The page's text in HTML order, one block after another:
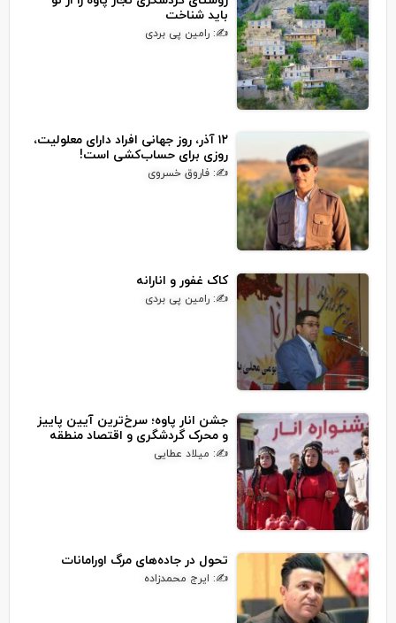
باید شناخت
✍: رامین پی بردی
۱۲ آذر، روز جهانی افراد دارای معلولیت،
روزی برای حساب‌کشی است!
✍: فاروق خسروی
کاک غفور و انارانه
✍: رامین پی بردی
جشن انار پاوه؛ سرخ‌ترین آیین پاییز
و محرک گردشگری و اقتصاد منطقه
✍: میلاد عطایی
تحول در جاده‌های مرگ اورامانات
✍: ایرج محمدزاده